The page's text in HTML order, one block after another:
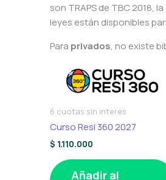
son TRAPS de TBC 2018,
leyes están disponibles
Para privados, no existe
6 cuotas sin interés
Curso Resi 360 2027
$ 1.110.000
Añadir al